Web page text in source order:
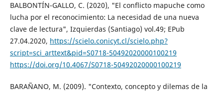
BALBONTÍN-GALLO, C. (2020), "El conflicto mapuche como
lucha por el reconocimiento: La necesidad de una nueva
clave de lectura", Izquierdas (Santiago) vol.49; EPub
27.04.2020, https://scielo.conicyt.cl/scielo.php?
script=sci_arttext&pid=S0718-50492020000100219
https://doi.org/10.4067/S0718-50492020000100219
BARAÑANO, M. (2009). "Contexto, concepto y dilemas de la